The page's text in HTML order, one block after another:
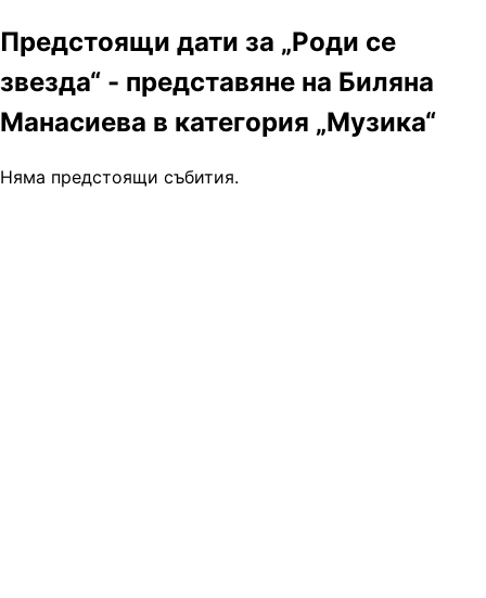
Предстоящи дати за „Роди се
звезда“ - представяне на Биляна
Манасиева в категория „Музика“
Няма предстоящи събития.